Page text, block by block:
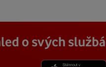
o svých